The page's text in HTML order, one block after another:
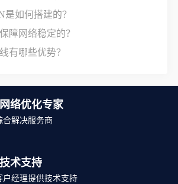
是如何搭建的？
障网络稳定的？
有哪些优势？
络优化专家
合解决服务商
术支持
户经理提供技术支持